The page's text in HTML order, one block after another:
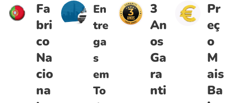
Fa
bri
co
Na
cio
na
En
tre
ga
s
em
To
3
An
os
Ga
ra
nti
Pr
eç
o
M
ais
Ba